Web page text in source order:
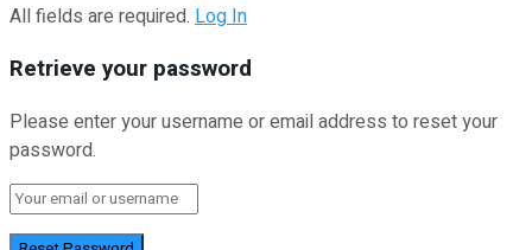
All fields are required. Log In
Retrieve your password
Please enter your username or email address to reset your
password.